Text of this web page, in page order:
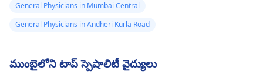
General Physicians in Mumbai Central
General Physicians in Andheri Kurla Road
ముంబైలోని టాప్ స్పెషాలిటీ వైద్యులు